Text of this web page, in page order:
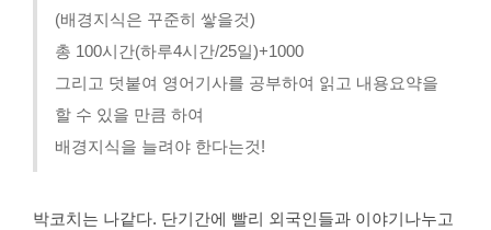
(배경지식은 꾸준히 쌓을것)
총 100시간(하루4시간/25일)+1000
그리고 덧붙여 영어기사를 공부하여 읽고 내용요약을
할 수 있을 만큼 하여
배경지식을 늘려야 한다는것!
박코치는 나같다. 단기간에 빨리 외국인들과 이야기나누고